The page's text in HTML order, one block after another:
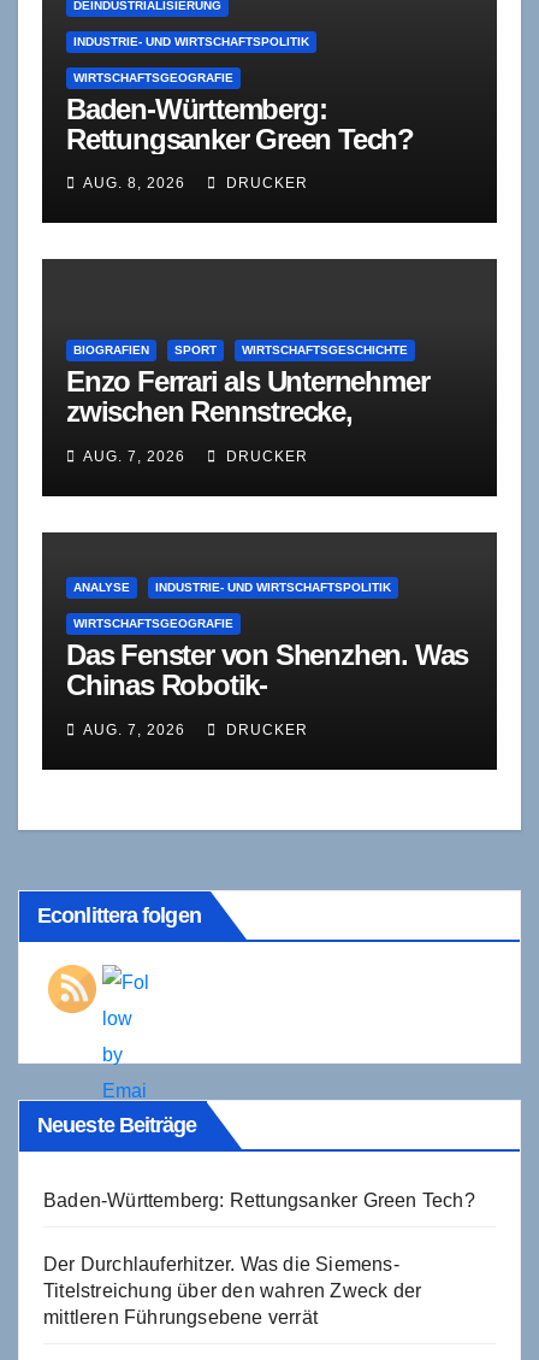
DEINDUSTRIALISIERUNG
INDUSTRIE- UND WIRTSCHAFTSPOLITIK
WIRTSCHAFTSGEOGRAFIE
Baden-Württemberg:
Rettungsanker Green Tech?
AUG. 8, 2026 DRUCKER
BIOGRAFIEN SPORT WIRTSCHAFTSGESCHICHTE
Enzo Ferrari als Unternehmer
zwischen Rennstrecke,
AUG. 7, 2026 DRUCKER
ANALYSE INDUSTRIE- UND WIRTSCHAFTSPOLITIK
WIRTSCHAFTSGEOGRAFIE
Das Fenster von Shenzhen. Was
Chinas Robotik-
Zulieferer bedeutet – und was
sie verschweigt
AUG. 7, 2026 DRUCKER
Econlittera folgen
Neueste Beiträge
Baden-Württemberg: Rettungsanker Green Tech?
Der Durchlauferhitzer. Was die Siemens-
Titelstreichung über den wahren Zweck der
mittleren Führungsebene verrät